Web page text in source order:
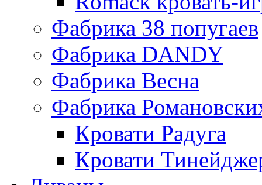
Фабрика 38 попугаев
Фабрика DАNDY
Фабрика Весна
Фабрика
Кровати Радуга
Кровати